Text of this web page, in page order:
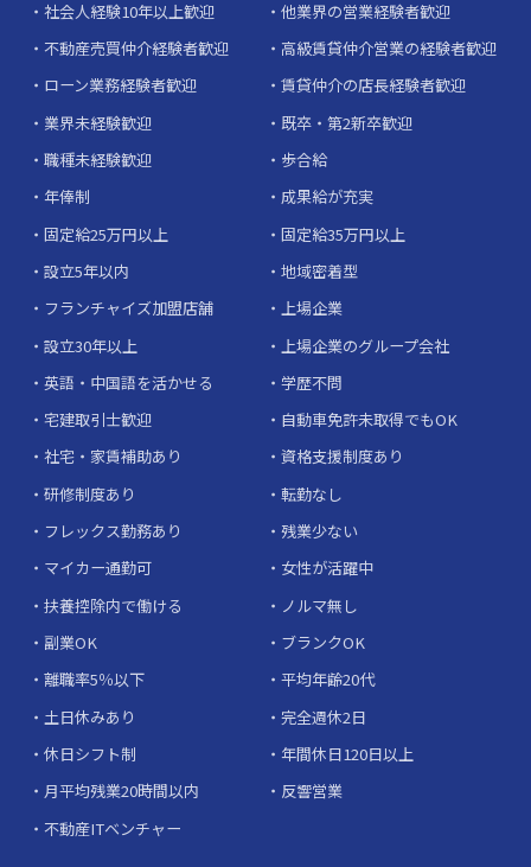
社会人経験10年以上歓迎
他業界の営業経験者歓迎
不動産売買仲介経験者歓迎
高級賃貸仲介営業の経験者歓迎
ローン業務経験者歓迎
賃貸仲介の店長経験者歓迎
業界未経験歓迎
既卒・第2新卒歓迎
職種未経験歓迎
歩合給
年俸制
成果給が充実
固定給25万円以上
固定給35万円以上
設立5年以内
地域密着型
フランチャイズ加盟店舗
上場企業
設立30年以上
上場企業のグループ会社
英語・中国語を活かせる
学歴不問
宅建取引士歓迎
自動車免許未取得でもOK
社宅・家賃補助あり
資格支援制度あり
研修制度あり
転勤なし
フレックス勤務あり
残業少ない
マイカー通勤可
女性が活躍中
扶養控除内で働ける
ノルマ無し
副業OK
ブランクOK
離職率5％以下
平均年齢20代
土日休みあり
完全週休2日
休日シフト制
年間休日120日以上
月平均残業20時間以内
反響営業
不動産ITベンチャー